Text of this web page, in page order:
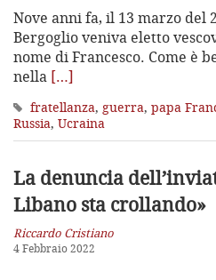
Nove anni fa, il 13 marzo del
Bergoglio veniva eletto
nome di Francesco. Come è
nella […]
fratellanza, guerra, papa
Russia, Ucraina
La denuncia
Libano sta crollando»
Riccardo Cristiano
4 Febbraio 2022